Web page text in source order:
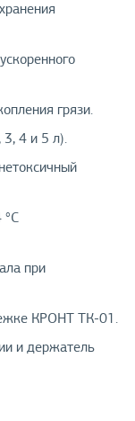
грязи.
3, 4 и 5 л).
°С
при
КРОНТ ТК-01.
и держатель